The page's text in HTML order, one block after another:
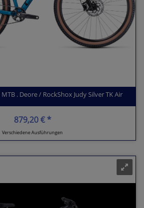
. Deore / RockShox Judy Silver TK Air
879,20 € *
Verschiedene Ausführungen